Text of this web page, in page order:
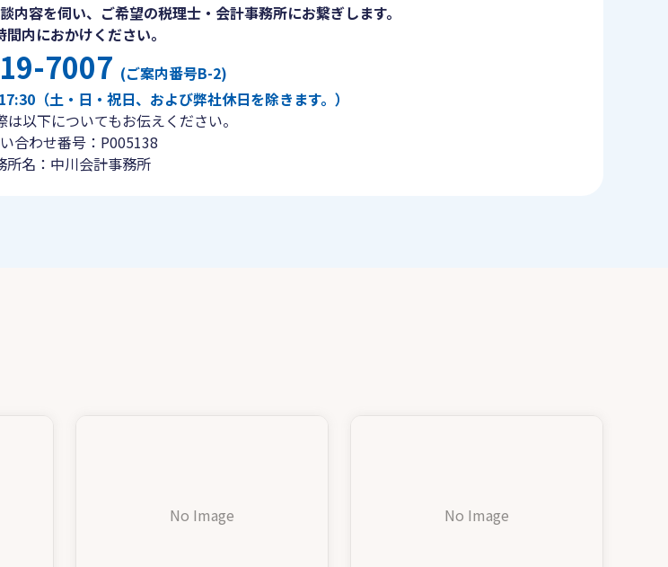
内容を伺い、ご希望の税理士・会計事務所にお繋ぎします。
間内におかけください。
7007 (ご案内番号B-2)
（土・日・祝日、および弊社休日を除きます。）
以下についてもお伝えください。
合わせ番号：P005138
所名：中川会計事務所
No Image No Image